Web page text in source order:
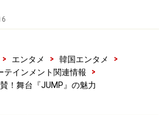
> エンタメ > 韓国エンタメ
>
テインメント関連情報
>
！舞台『JUMP』の魅力